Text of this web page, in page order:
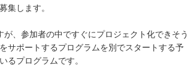
集します。
、参加者の中ですぐにプロジェクト化できそう
サポートするプログラムを別でスタートする予
るプログラムです。